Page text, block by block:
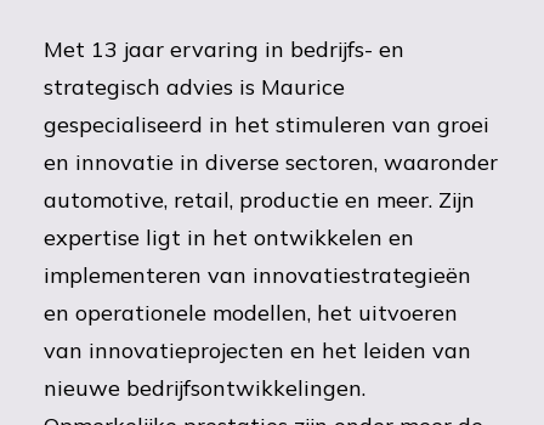
Met 13 jaar ervaring in bedrijfs- en
strategisch advies is Maurice
gespecialiseerd in het stimuleren van groei
en innovatie in diverse sectoren, waaronder
automotive, retail, productie en meer. Zijn
expertise ligt in het ontwikkelen en
implementeren van innovatiestrategieën
en operationele modellen, het uitvoeren
van innovatieprojecten en het leiden van
nieuwe bedrijfsontwikkelingen.